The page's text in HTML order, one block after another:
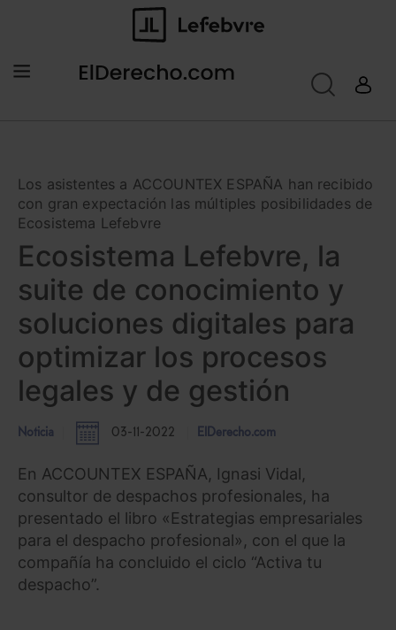
Los asistentes a ACCOUNTEX ESPAÑA han recibido
con gran expectación las múltiples posibilidades de
Ecosistema Lefebvre
Ecosistema Lefebvre, la
suite de conocimiento y
soluciones digitales para
optimizar los procesos
legales y de gestión
Noticia 03-11-2022 ElDerecho.com
En ACCOUNTEX ESPAÑA, Ignasi Vidal,
consultor de despachos profesionales, ha
presentado el libro «Estrategias empresariales
para el despacho profesional», con el que la
compañía ha concluido el ciclo “Activa tu
despacho”.